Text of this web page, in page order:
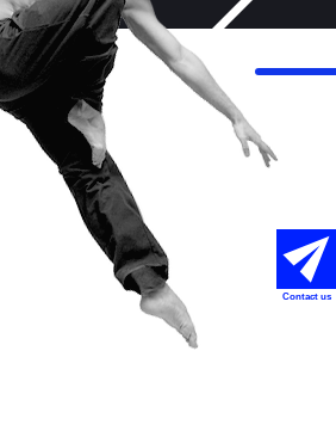
Contact us